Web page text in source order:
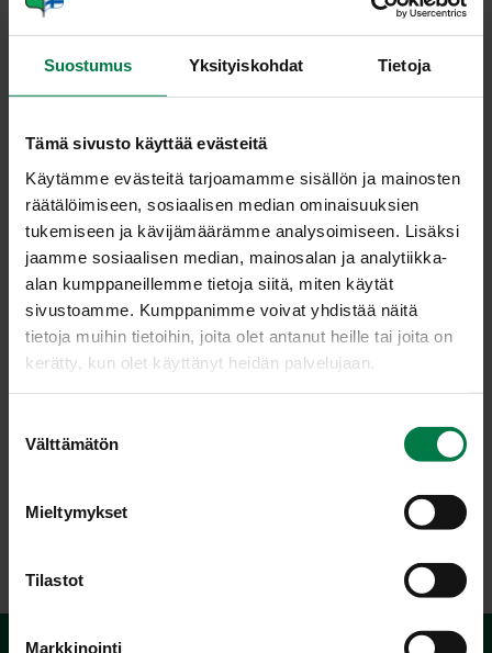
Suostumus Yksityiskohdat Tietoja
Tämä sivusto käyttää evästeitä
Käytämme evästeitä tarjoamamme sisällön ja mainosten
räätälöimiseen, sosiaalisen median ominaisuuksien
tukemiseen ja kävijämäärämme analysoimiseen. Lisäksi
jaamme sosiaalisen median, mainosalan ja analytiikka-
alan kumppaneillemme tietoja siitä, miten käytät
sivustoamme. Kumppanimme voivat yhdistää näitä
tietoja muihin tietoihin, joita olet antanut heille tai joita on
kerätty, kun olet käyttänyt heidän palvelujaan.
Välttämätön
Mieltymykset
Tilastot
Markkinointi
vaniljajäätelöä, -kastiketta tai -jogurttia
Pese limetit huolellisesti harjaten. Kuivaa hedelmät ja
raasta ainakin toisen hedelmän kuoresta hienoa
kuoriraaste ja tomusokeri. Sekoita.
Anna mansikoiden maustua jääkaapissa 1 – 2 tuntia
ennen tarjoamista. Tarkista maku.
Tarjoa vaniljakastikkeen, -jäätelön tai -jogurtin kanssa
jälkiruokana tai välipalana.
Ohje: Kotimaiset Kasvikset ry
Luokka:
Lakto-ovovegetaariset
ohjeet,Marjat,